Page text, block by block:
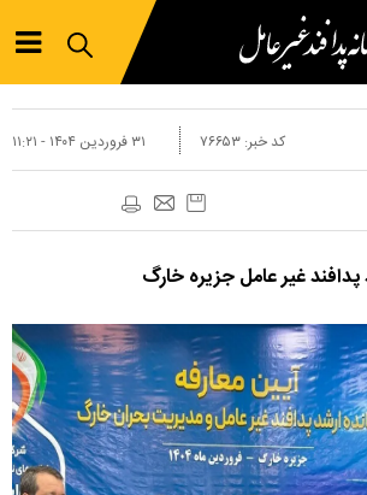
۳۱ فروردين ۱۴۰۴ - ۱۱:۲۱ کد خبر: ۷۶۶۵۳
غیر عامل جزیره خارگ